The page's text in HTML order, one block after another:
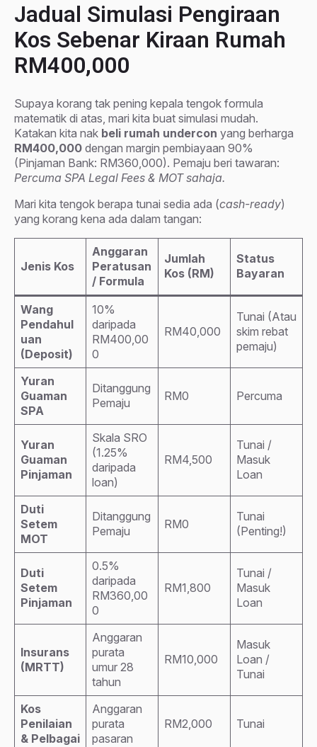
Jadual Simulasi Pengiraan
Kos Sebenar Kiraan Rumah
RM400,000
Supaya korang tak pening kepala tengok formula
matematik di atas, mari kita buat simulasi mudah.
Katakan kita nak beli rumah undercon yang berharga
RM400,000 dengan margin pembiayaan 90%
(Pinjaman Bank: RM360,000). Pemaju beri tawaran:
Percuma SPA Legal Fees & MOT sahaja.
Mari kita tengok berapa tunai sedia ada (cash-ready)
yang korang kena ada dalam tangan:
Jenis Kos
Anggaran
Peratusan
/ Formula
Jumlah
Kos (RM)
Status
Bayaran
Wang
Pendahul
uan
(Deposit)
10%
daripada
RM400,00
0
RM40,000
Tunai (Atau
skim rebat
pemaju)
Yuran
Guaman
SPA
Ditanggung
Pemaju
RM0 Percuma
Yuran
Guaman
Pinjaman
Skala SRO
(1.25%
daripada
loan)
RM4,500
Tunai /
Masuk
Loan
Duti
Setem
MOT
Ditanggung
Pemaju
RM0
Tunai
(Penting!)
Duti
Setem
Pinjaman
0.5%
daripada
RM360,00
0
RM1,800
Tunai /
Masuk
Loan
Insurans
(MRTT)
Anggaran
purata
umur 28
tahun
RM10,000
Masuk
Loan /
Tunai
Kos
Penilaian
& Pelbagai
Anggaran
purata
pasaran
RM2,000 Tunai